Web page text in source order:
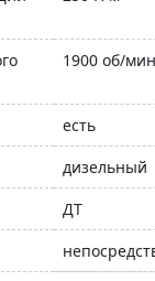
1900 об/мин
есть
дизельный
ДТ